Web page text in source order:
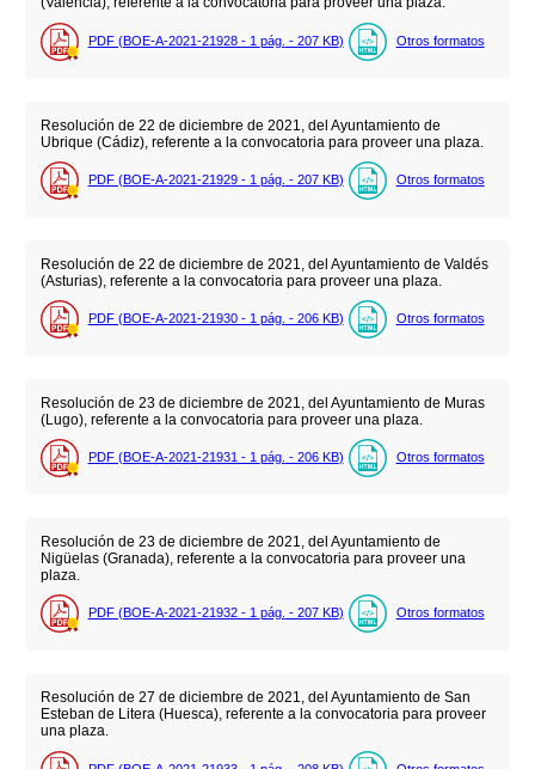
PDF (BOE-A-2021-21928 - 1 pág. - 207 KB) Otros formatos
Resolución de 22 de diciembre de 2021, del Ayuntamiento de
Ubrique (Cádiz), referente a la convocatoria para proveer una plaza.
PDF (BOE-A-2021-21929 - 1 pág. - 207 KB) Otros formatos
Resolución de 22 de diciembre de 2021, del Ayuntamiento de Valdés
(Asturias), referente a la convocatoria para proveer una plaza.
PDF (BOE-A-2021-21930 - 1 pág. - 206 KB) Otros formatos
Resolución de 23 de diciembre de 2021, del Ayuntamiento de Muras
(Lugo), referente a la convocatoria para proveer una plaza.
PDF (BOE-A-2021-21931 - 1 pág. - 206 KB) Otros formatos
Resolución de 23 de diciembre de 2021, del Ayuntamiento de
Nigüelas (Granada), referente a la convocatoria para proveer una
plaza.
PDF (BOE-A-2021-21932 - 1 pág. - 207 KB) Otros formatos
Resolución de 27 de diciembre de 2021, del Ayuntamiento de San
Esteban de Litera (Huesca), referente a la convocatoria para proveer
una plaza.